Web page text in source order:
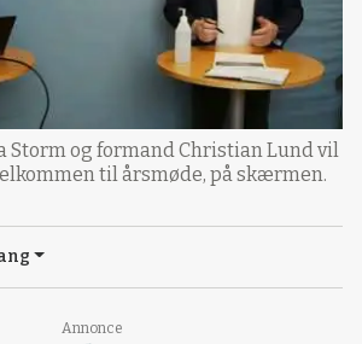
Annonce
Storm og formand Christian Lund vil
til årsmøde, på skærmen.